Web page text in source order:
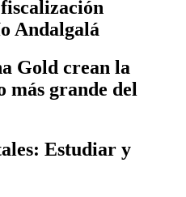
Andalgalá
Gold crean la
más grande del
Estudiar y